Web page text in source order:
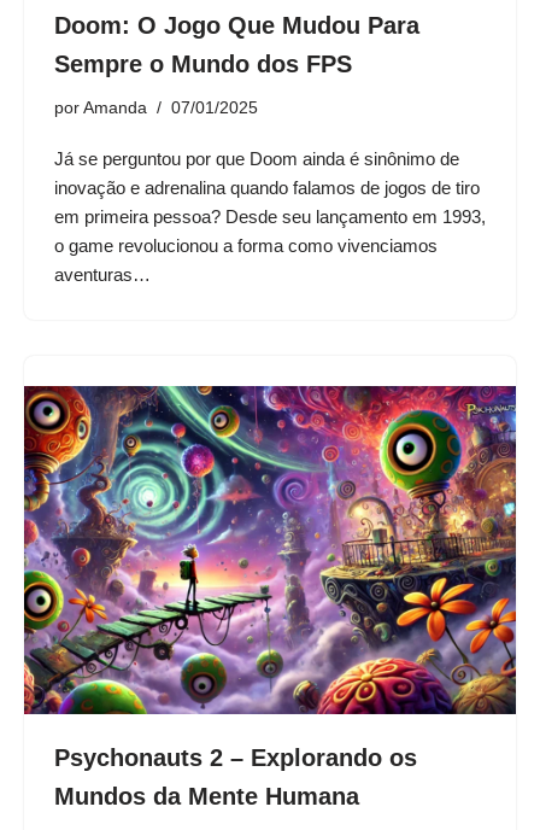
Doom: O Jogo Que Mudou Para
Sempre o Mundo dos FPS
por Amanda 07/01/2025
Já se perguntou por que Doom ainda é sinônimo de
inovação e adrenalina quando falamos de jogos de tiro
em primeira pessoa? Desde seu lançamento em 1993,
o game revolucionou a forma como vivenciamos
aventuras…
Psychonauts 2 – Explorando os
Mundos da Mente Humana